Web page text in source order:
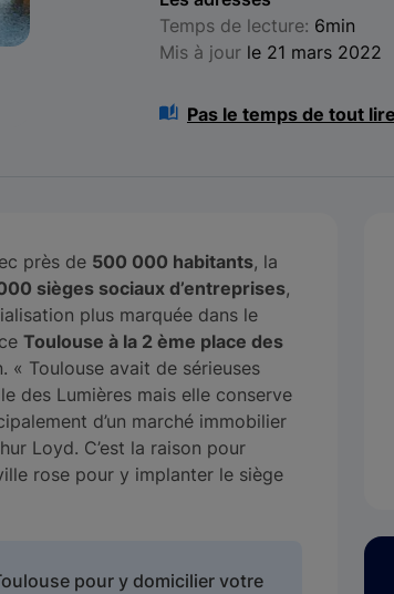
Temps de lecture: 6min
Mis à jour le 21 mars 2022
Pas le temps de tout
près de 500 000 habitants, la
sièges sociaux d’entreprises,
plus marquée dans le
Toulouse à la 2 ème place des
« Toulouse avait de sérieuses
des Lumières mais elle conserve
d’un marché immobilier
Loyd. C’est la raison pour
rose pour y implanter le siège
pour y domicilier votre